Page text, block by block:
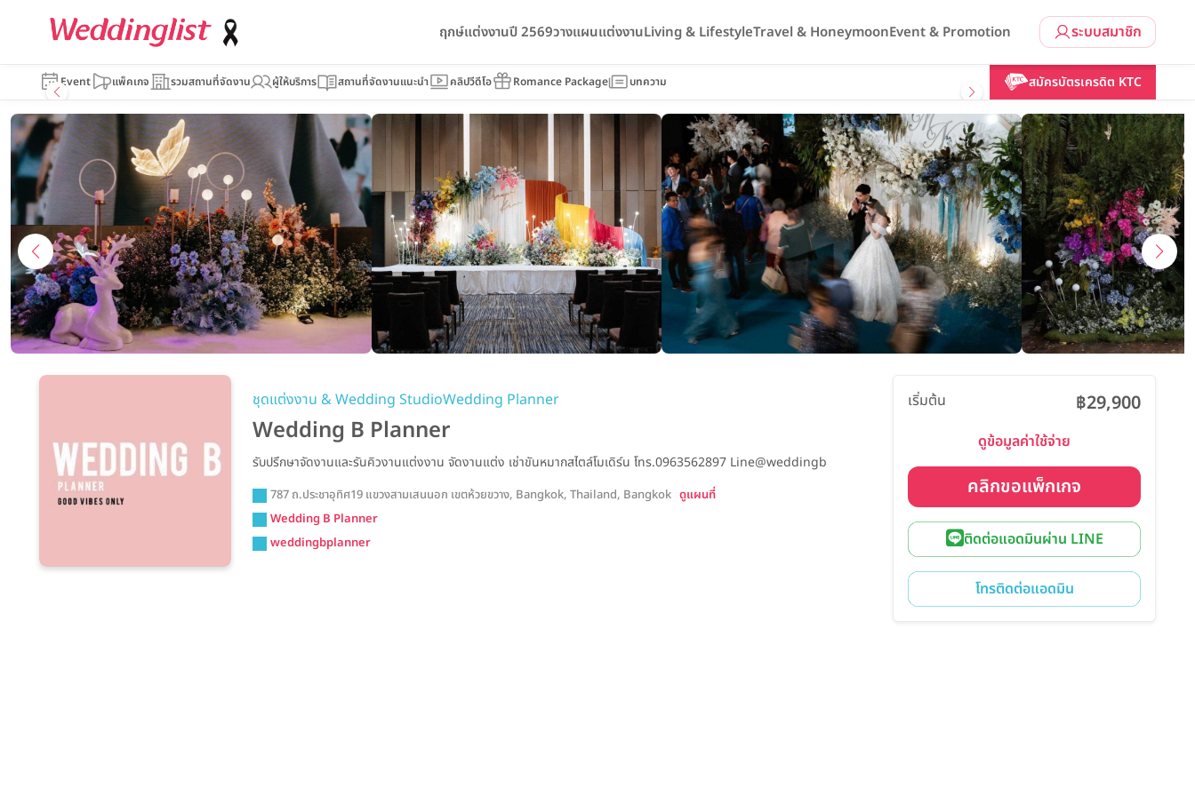
ระบบสมาชิก
ฤกษ์แต่งงานปี 2569วางแผนแต่งงานLiving & LifestyleTravel & HoneymoonEvent & Promotion
Event แพ็คเกจ รวมสถานที่จัดงาน ผู้ให้บริการ สถานที่จัดงานแนะนำ คลิปวีดีโอ Romance Package บทความ สมัครบัตรเครดิต KTC
คลิกขอแพ็กเกจ
ชุดแต่งงาน & Wedding StudioWedding Planner
Wedding B Planner
รับปรึกษาจัดงานและรันคิวงานแต่งงาน จัดงานแต่ง เช่าขันหมากสไตล์โมเดิร์น โทร.0963562897 Line@weddingb
787 ถ.ประชาอุทิศ19 แขวงสามเสนนอก เขตห้วยขวาง, Bangkok, Thailand, Bangkok ดูแผนที่
Wedding B Planner
weddingbplanner
เริ่มต้น ฿29,900
ดูข้อมูลค่าใช้จ่าย
คลิกขอแพ็กเกจ
ติดต่อแอดมินผ่าน LINE
โทรติดต่อแอดมิน